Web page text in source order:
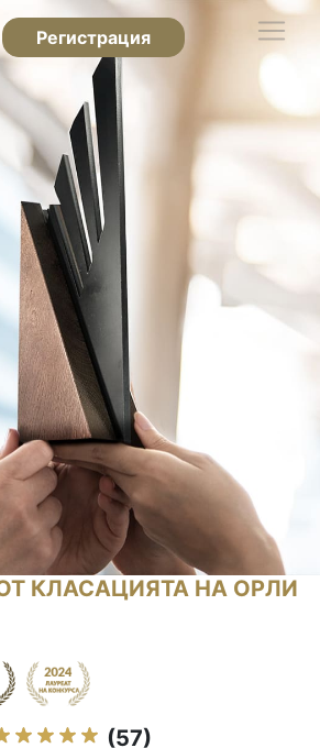
Регистрация
КЛАСАЦИЯТА НА ОРЛИ
(57)